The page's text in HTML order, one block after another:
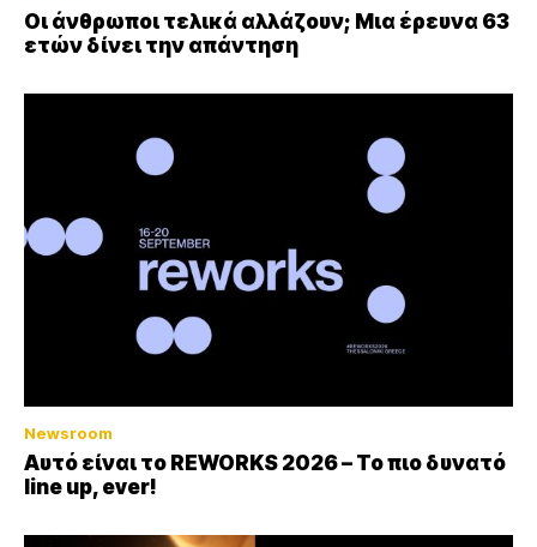
Οι άνθρωποι τελικά αλλάζουν; Μια έρευνα 63
ετών δίνει την απάντηση
Newsroom
Αυτό είναι το REWORKS 2026 – Το πιο δυνατό
line up, ever!